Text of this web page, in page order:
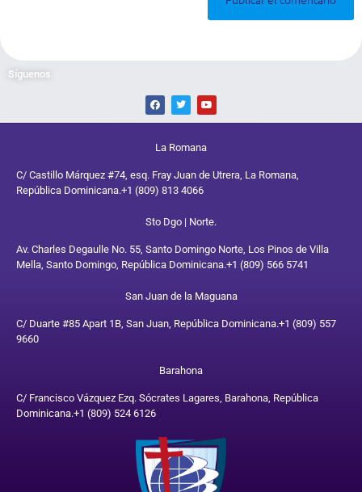
Síguenos
La Romana
C/ Castillo Márquez #74, esq. Fray Juan de Utrera, La Romana,
República Dominicana.+1 (809) 813 4066
Sto Dgo | Norte.
Av. Charles Degaulle No. 55, Santo Domingo Norte, Los Pinos de Villa
Mella, Santo Domingo, República Dominicana.+1 (809) 566 5741
San Juan de la Maguana
C/ Duarte #85 Apart 1B, San Juan, República Dominicana.+1 (809) 557
9660
Barahona
C/ Francisco Vázquez Ezq. Sócrates Lagares, Barahona, República
Dominicana.+1 (809) 524 6126